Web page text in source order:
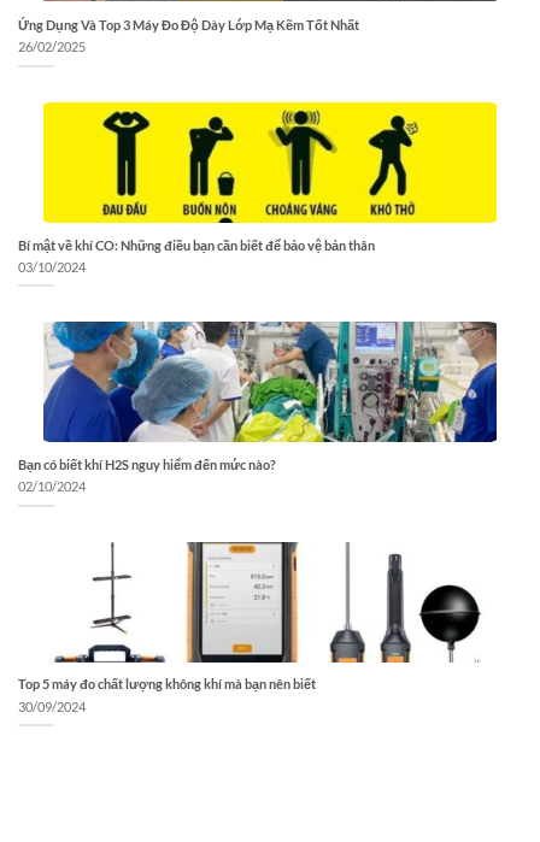
Ứng Dụng Và Top 3 Máy Đo Độ Dày Lớp Mạ Kẽm Tốt Nhất
26/02/2025
Bí mật về khí CO: Những điều bạn cần biết để bảo vệ bản thân
03/10/2024
Bạn có biết khí H2S nguy hiểm đến mức nào?
02/10/2024
Top 5 máy đo chất lượng không khí mà bạn nên biết
30/09/2024